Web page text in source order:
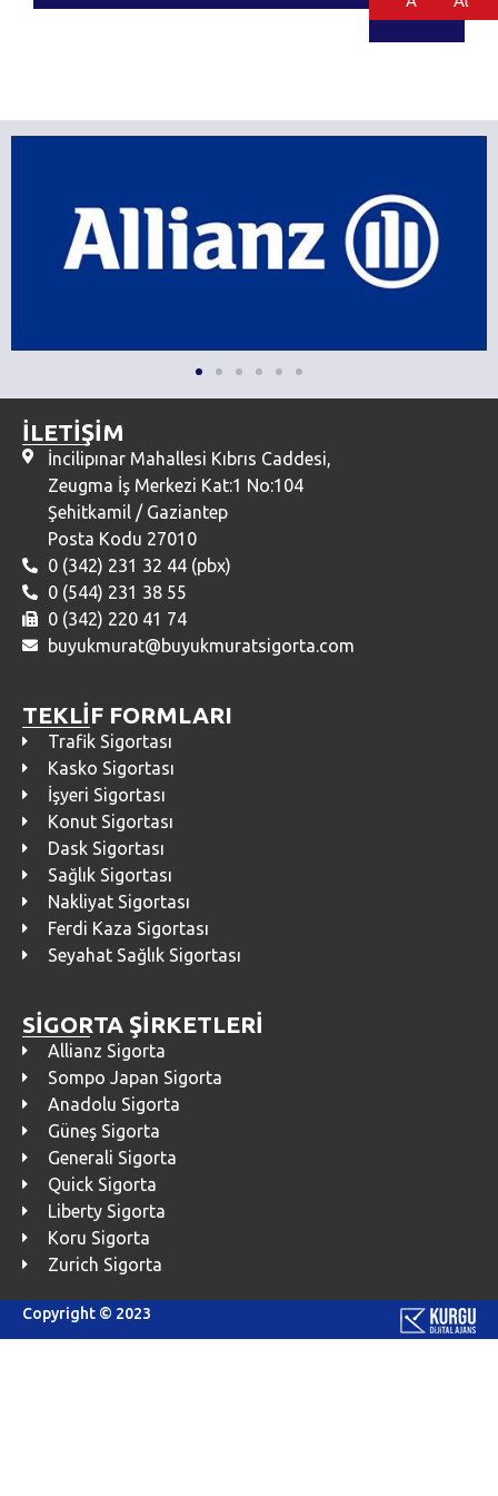
İLETİŞİM
İncilipınar Mahallesi Kıbrıs Caddesi,
Zeugma İş Merkezi Kat:1 No:104
Şehitkamil / Gaziantep
Posta Kodu 27010
0 (342) 231 32 44 (pbx)
0 (544) 231 38 55
0 (342) 220 41 74
buyukmurat@buyukmuratsigorta.com
TEKLİF FORMLARI
Trafik Sigortası
Kasko Sigortası
İşyeri Sigortası
Konut Sigortası
Dask Sigortası
Sağlık Sigortası
Nakliyat Sigortası
Ferdi Kaza Sigortası
Seyahat Sağlık Sigortası
SİGORTA ŞİRKETLERİ
Allianz Sigorta
Sompo Japan Sigorta
Anadolu Sigorta
Güneş Sigorta
Generali Sigorta
Quick Sigorta
Liberty Sigorta
Koru Sigorta
Zurich Sigorta
Copyright © 2023